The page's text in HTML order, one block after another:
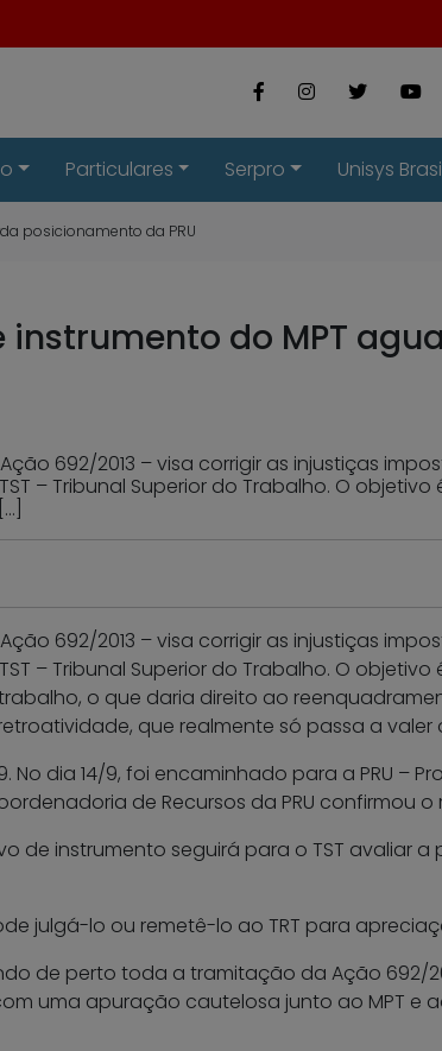
Particulares Serpro Unisys
posicionamento da PRU
instrumento do MPT
692/2013 – visa corrigir as injustiças
– Tribunal Superior do Trabalho. O
692/2013 – visa corrigir as injustiças
– Tribunal Superior do Trabalho. O
o que daria direito ao
que realmente só passa a valer
dia 14/9, foi encaminhado para a PRU –
de Recursos da PRU confirmou
de instrumento seguirá para o TST avaliar a
julgá-lo ou remetê-lo ao TRT para
de perto toda a tramitação da Ação 692/
uma apuração cautelosa junto ao MPT e